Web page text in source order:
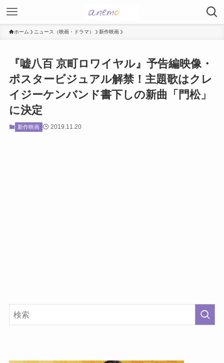
ホーム ニュース（映画・ドラマ） 新作映画
『嘘八百 京町ロワイヤル』予告編映像・
ポスタービジュアル解禁！主題歌はクレ
イジーケンバンド書下しの新曲「門松」
に決定
新作映画 2019.11.20